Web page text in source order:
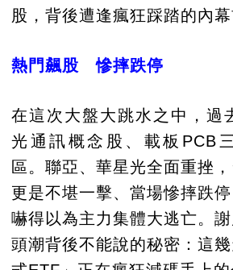
股，背後遭逢瘋狂踩踏的內幕
熱門飆股 慘摔跌停
在這次大盤大跳水之中，過
光通訊概念股、載板PCB
區。聯亞、華星光全面重挫
更是不堪一擊、當場慘摔跌
嚇得以為主力集體大逃亡。
頭潮背後不能說的秘密：這